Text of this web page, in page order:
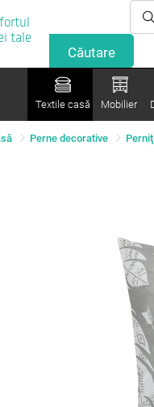
tale
Textile casă Mobilier
Perne decorative